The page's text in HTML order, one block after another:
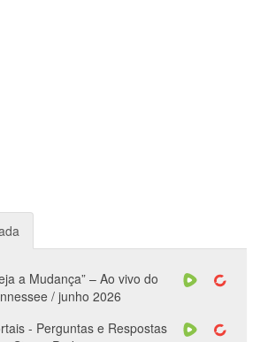
a Mudança” – Ao vivo do
/ junho 2026
- Perguntas e Respostas